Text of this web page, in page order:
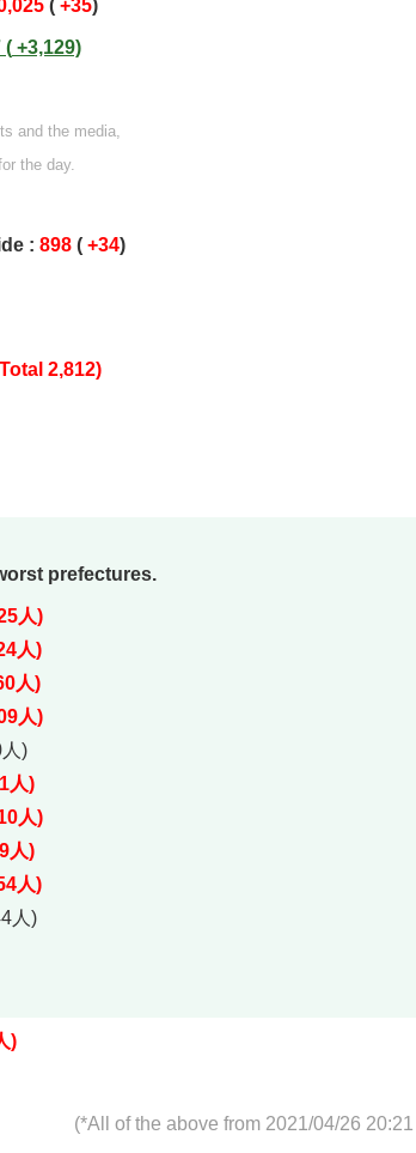
( +35)
( +3,129)
and the media,
the day.
: 898 ( +34)
2,812)
prefectures.
人)
人)
人)
人)
)
人)
人)
人)
人)
人)
)
(*All of the above from 2021/04/26